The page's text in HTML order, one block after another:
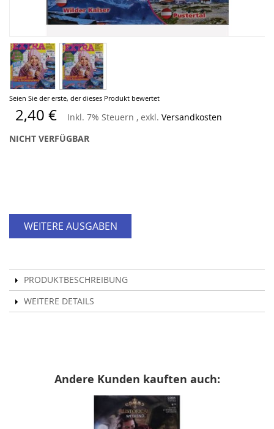
Seien Sie der erste, der dieses Produkt bewertet
2,40 € Inkl. 7% Steuern , exkl. Versandkosten
NICHT VERFÜGBAR
WEITERE AUSGABEN
PRODUKTBESCHREIBUNG
WEITERE DETAILS
Zum
Anfang
der
Bildergalerie
springen
Andere Kunden kauften auch: